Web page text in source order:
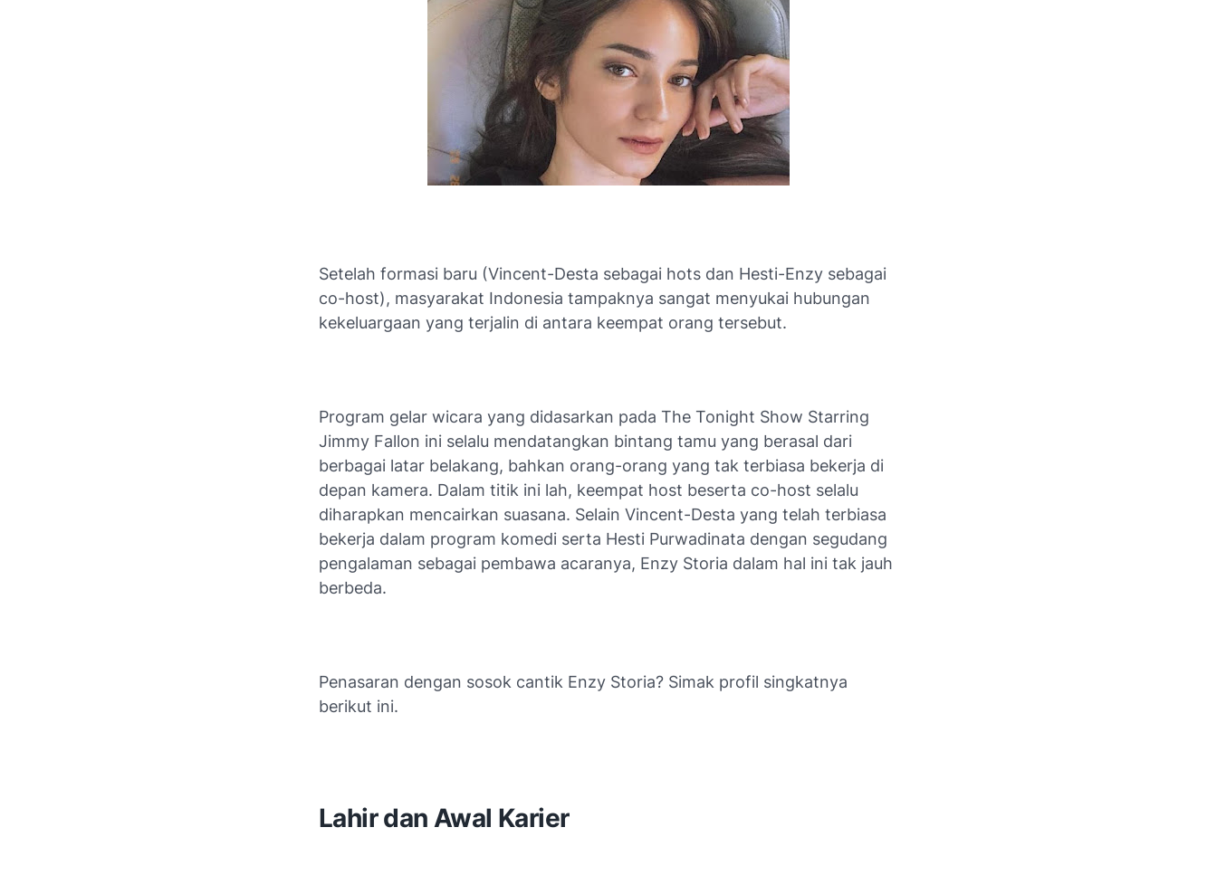
Setelah formasi baru (Vincent-Desta sebagai hots dan Hesti-Enzy sebagai
co-host), masyarakat Indonesia tampaknya sangat menyukai hubungan
kekeluargaan yang terjalin di antara keempat orang tersebut.
Program gelar wicara yang didasarkan pada The Tonight Show Starring
Jimmy Fallon ini selalu mendatangkan bintang tamu yang berasal dari
berbagai latar belakang, bahkan orang-orang yang tak terbiasa bekerja di
depan kamera. Dalam titik ini lah, keempat host beserta co-host selalu
diharapkan mencairkan suasana. Selain Vincent-Desta yang telah terbiasa
bekerja dalam program komedi serta Hesti Purwadinata dengan segudang
pengalaman sebagai pembawa acaranya, Enzy Storia dalam hal ini tak jauh
berbeda.
Penasaran dengan sosok cantik Enzy Storia? Simak profil singkatnya
berikut ini.
Lahir dan Awal Karier